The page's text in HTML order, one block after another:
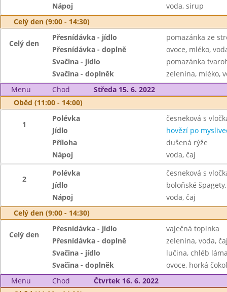
Nápoj
voda, sirup
Celý den (9:00 - 14:30)
Celý den
Přesnídávka - jídlo
pomazánka ze
Přesnídávka - doplně
ovoce, mléko,
Svačina - jídlo
pomazánka
Svačina - doplněk
zelenina, mléko,
Menu
Chod
Středa 15. 6. 2022
Oběd (11:00 - 14:00)
1
Polévka
česneková s
Jídlo
hovězí po
Příloha
dušená rýže
Nápoj
voda, čaj
2
Polévka
česneková s
Jídlo
boloňské
Nápoj
voda, čaj
Celý den (9:00 - 14:30)
Celý den
Přesnídávka - jídlo
vaječná topinka
Přesnídávka - doplně
zelenina, voda,
Svačina - jídlo
lučina, chléb
Svačina - doplněk
ovoce, horká
Menu
Chod
Čtvrtek 16. 6. 2022